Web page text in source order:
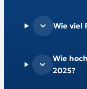
Wie viel
Wie
2025?